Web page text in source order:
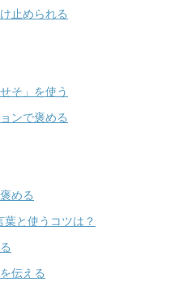
止められる
そ」を使う
ンで褒める
める
葉と使うコツは？
伝える